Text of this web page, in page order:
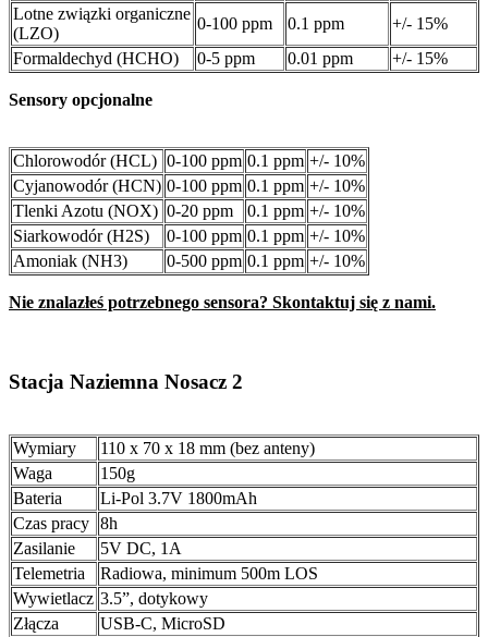
Lotne związki organiczne
(LZO)
0-100 ppm 0.1 ppm
+/- 15%
Formaldechyd (HCHO)
0-5 ppm 0.01 ppm +/- 15%
Sensory opcjonalne
Chlorowodór (HCL) 0-100 ppm 0.1 ppm +/- 10%
Cyjanowodór (HCN) 0-100 ppm 0.1 ppm +/- 10%
Tlenki Azotu (NOX) 0-20 ppm 0.1 ppm +/- 10%
Siarkowodór (H2S)
0-100 ppm 0.1 ppm +/- 10%
Amoniak (NH3)
0-500 ppm 0.1 ppm +/- 10%
Nie znalazłeś potrzebnego sensora? Skontaktuj się z nami.
Stacja Naziemna Nosacz 2
Wymiary
110 x 70 x 18 mm (bez anteny)
Waga
150g
Bateria
Li-Pol 3.7V 1800mAh
Czas pracy 8h
Zasilanie
5V DC, 1A
Telemetria
Radiowa, minimum 500m LOS
Wywietlacz 3.5”, dotykowy
Złącza
USB-C, MicroSD